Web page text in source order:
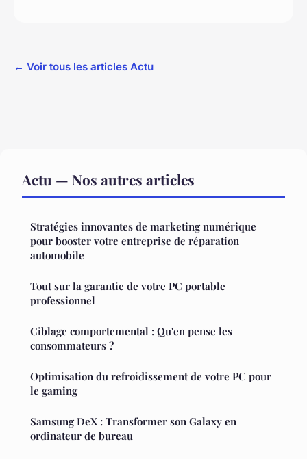
← Voir tous les articles Actu
Actu — Nos autres articles
Stratégies innovantes de marketing numérique
pour booster votre entreprise de réparation
automobile
Tout sur la garantie de votre PC portable
professionnel
Ciblage comportemental : Qu'en pense les
consommateurs ?
Optimisation du refroidissement de votre PC pour
le gaming
Samsung DeX : Transformer son Galaxy en
ordinateur de bureau